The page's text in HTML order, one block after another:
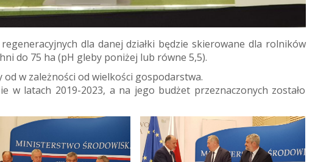
dla danej działki będzie skierowane dla rolników
do 75 ha (pH gleby poniżej lub równe 5,5).
w zależności od wielkości gospodarstwa.
w latach 2019-2023, a na jego budżet przeznaczonych zostało